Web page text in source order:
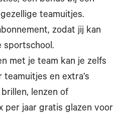
teamuitjes.
zodat jij kan
sportschool.
met je team kan je zelfs
en extra’s
lenzen of
per jaar gratis glazen voor